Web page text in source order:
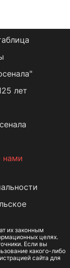
лет
нами
их законным
целях.
Если вы
какого-либо
сайта для